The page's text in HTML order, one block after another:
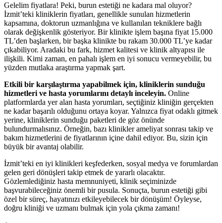
Gelelim fiyatlara! Peki, burun estetiği ne kadara mal oluyor?
İzmit’teki kliniklerin fiyatları, genellikle sunulan hizmetlerin
kapsamına, doktorun uzmanlığına ve kullanılan tekniklere bağlı
olarak değişkenlik gösteriyor. Bir klinikte işlem başına fiyat 15.000
TL’den başlarken, bir başka klinikte bu rakam 30.000 TL’ye kadar
çıkabiliyor. Aradaki bu fark, hizmet kalitesi ve klinik altyapısı ile
ilişkili. Kimi zaman, en pahalı işlem en iyi sonucu vermeyebilir, bu
yüzden mutlaka araştırma yapmak şart.
Etkili bir karşılaştırma yapabilmek için, kliniklerin sunduğu
hizmetleri ve hasta yorumlarını detaylı inceleyin. Online
platformlarda yer alan hasta yorumları, seçtiğiniz kliniğin gerçekten
ne kadar başarılı olduğunu ortaya koyar. Yalnızca fiyat odaklı gitmek
yerine, kliniklerin sunduğu paketleri de göz önünde
bulundurmalısınız. Örneğin, bazı klinikler ameliyat sonrası takip ve
bakım hizmetlerini de fiyatlarının içine dahil ediyor. Bu, sizin için
büyük bir avantaj olabilir.
İzmit’teki en iyi klinikleri keşfederken, sosyal medya ve forumlardan
gelen geri dönüşleri takip etmek de yararlı olacaktır.
Gözlemlediğiniz hasta memnuniyeti, klinik seçiminizde
başvurabileceğiniz önemli bir pusula. Sonuçta, burun estetiği gibi
özel bir süreç, hayatınızı etkileyebilecek bir dönüşüm! Öyleyse,
doğru kliniği ve uzmanı bulmak için yola çıkma zamanı!